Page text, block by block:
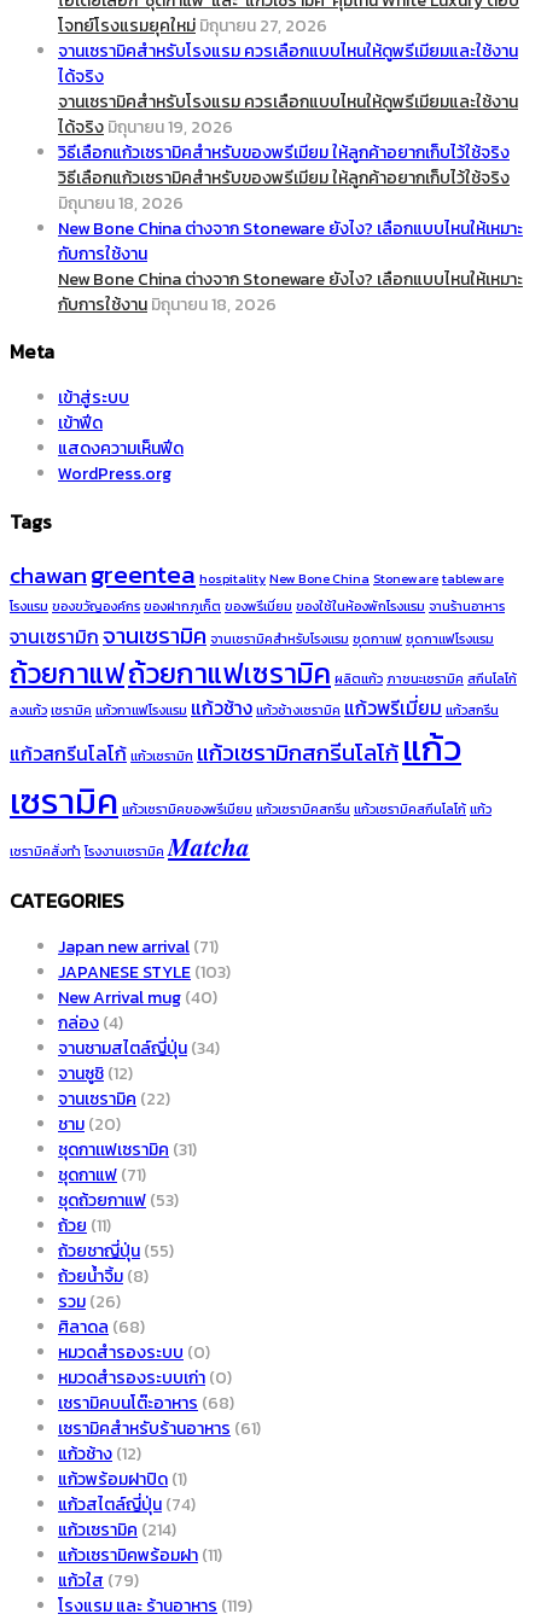
โจทย์โรงแรมยุคใหม่มิถุนายน 27, 2026
จานเซรามิคสำหรับโรงแรม ควรเลือกแบบไหนให้ดูพรีเมียมและใช้งาน
ได้จริง
จานเซรามิคสำหรับโรงแรม ควรเลือกแบบไหนให้ดูพรีเมียมและใช้งาน
ได้จริงมิถุนายน 19, 2026
วิธีเลือกแก้วเซรามิคสำหรับของพรีเมียม ให้ลูกค้าอยากเก็บไว้ใช้จริง
วิธีเลือกแก้วเซรามิคสำหรับของพรีเมียม ให้ลูกค้าอยากเก็บไว้ใช้จริง
มิถุนายน 18, 2026
New Bone China ต่างจาก Stoneware ยังไง? เลือกแบบไหนให้เหมาะ
กับการใช้งาน
New Bone China ต่างจาก Stoneware ยังไง? เลือกแบบไหนให้เหมาะ
กับการใช้งานมิถุนายน 18, 2026
Meta
เข้าสู่ระบบ
เข้าฟีด
แสดงความเห็นฟีด
WordPress.org
Tags
chawangreentea hospitalityNew Bone China Stonewaretableware
โรงแรม ของขวัญองค์กรของฝากภูเก็ต ของพรีเมี่ยม ของใช้ในห้องพักโรงแรม จานร้านอาหาร
จานเซรามิกจานเซรามิค จานเซรามิคสำหรับโรงแรม ชุดกาแฟชุดกาแฟโรงแรม
ถ้วยกาแฟถ้วยกาแฟเซรามิค ผลิตแก้ว ภาชนะเซรามิค สกีนโลโก้
ลงแก้วเซรามิค แก้วกาแฟโรงแรม แก้วช้างแก้วช้างเซรามิค แก้วพรีเมี่ยม แก้วสกรีน
แก้วสกรีนโลโก้แก้วเซรามิก แก้วเซรามิกสกรีนโลโก้แก้ว
เซรามิคแก้วเซรามิคของพรีเมียม แก้วเซรามิคสกรีน แก้วเซรามิคสกีนโลโก้แก้ว
เซรามิคสั่งทำ โรงงานเซรามิค 𝑴𝒂𝒕𝒄𝒉𝒂
CATEGORIES
Japan new arrival(71)
JAPANESE STYLE(103)
New Arrival mug(40)
กล่อง(4)
จานชามสไตล์ญี่ปุ่น(34)
จานซูชิ(12)
จานเซรามิค (22)
ชาม(20)
ชุดกาเเฟเซรามิค (31)
ชุดกาแฟ(71)
ชุดถ้วยกาแฟ(53)
ถ้วย (11)
ถ้วยชาญี่ปุ่น(55)
ถ้วยน้ำจิ้ม(8)
รวม(26)
ศิลาดล (68)
หมวดสำรองระบบ (0)
หมวดสำรองระบบเก่า(0)
เซรามิคบนโต๊ะอาหาร (68)
เซรามิคสำหรับร้านอาหาร (61)
แก้วช้าง(12)
แก้วพร้อมฝาปิด(1)
แก้วสไตล์ญี่ปุ่น(74)
แก้วเซรามิค (214)
แก้วเซรามิคพร้อมฝา(11)
แก้วใส (79)
โรงแรม และ ร้านอาหาร (119)